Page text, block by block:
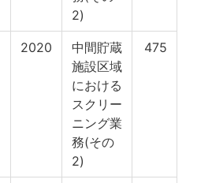
2)
2020
中間貯蔵
施設区域
における
スクリー
ニング業
務(その
2)
475